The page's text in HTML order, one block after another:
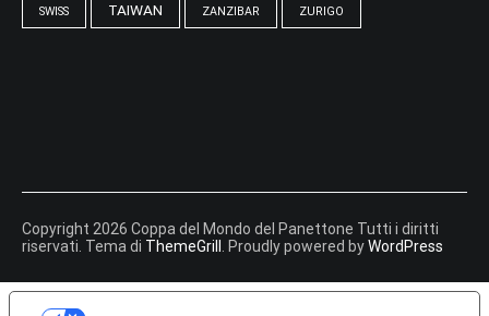
SWISS TAIWAN ZANZIBAR ZURIGO
Copyright 2026 Coppa del Mondo del Panettone Tutti i diritti
riservati. Tema di ThemeGrill . Proudly powered byWordPress